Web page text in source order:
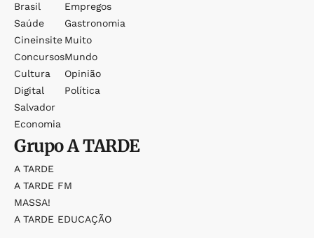
Brasil
Saúde
Cineinsite
Concursos
Cultura
Digital
Salvador
Economia
Empregos
Gastronomia
Muito
Mundo
Opinião
Política
GrupoA TARDE
A TARDE
A TARDE FM
MASSA!
A TARDE EDUCAÇÃO